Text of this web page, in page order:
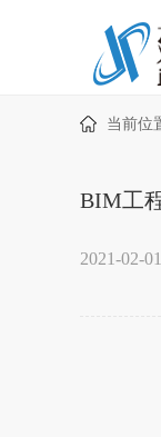
当前位
BIM工
2021-02-